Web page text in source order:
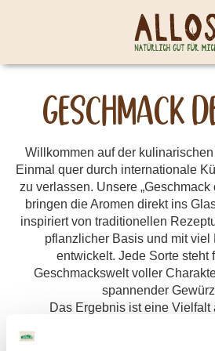
Skip to content
Geschmack
Willkommen auf der
Einmal quer durch internationale
zu verlassen. Unsere „Geschmack
bringen die Aromen direkt ins
inspiriert von traditionellen
pflanzlicher Basis und mit viel
entwickelt. Jede Sorte steht
Geschmackswelt voller
spannender
Das Ergebnis ist eine Vielfalt
Aufstrichen, die nicht
gehören, sondern auch als Dip